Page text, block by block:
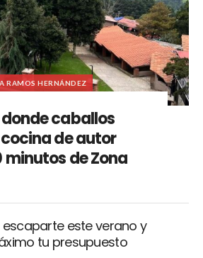
RAMOS HERNÁNDEZ
caballos
de autor
de Zona
este verano y
tu presupuesto